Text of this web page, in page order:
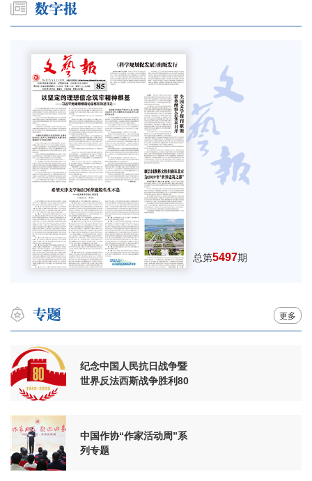
总第5497期
更多
纪念中国人民抗日战争暨
世界反法西斯战争胜利80
中国作协“作家活动周”系
列专题